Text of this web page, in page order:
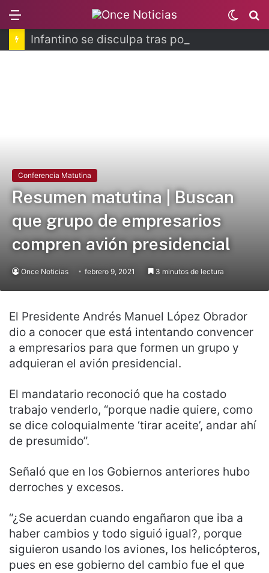
Switch
skin
Conferencia Matutina
Resumen matutina | Buscan
que grupo de empresarios
compren avión presidencial
Once Noticias febrero 9, 2021 3 minutos de lectura
El Presidente Andrés Manuel López Obrador
dio a conocer que está intentando convencer
a empresarios para que formen un grupo y
adquieran el avión presidencial.
El mandatario reconoció que ha costado
trabajo venderlo, “porque nadie quiere, como
se dice coloquialmente ‘tirar aceite’, andar ahí
de presumido”.
Señaló que en los Gobiernos anteriores hubo
derroches y excesos.
“¿Se acuerdan cuando engañaron que iba a
haber cambios y todo siguió igual?, porque
siguieron usando los aviones, los helicópteros,
pues en ese gobierno del cambio fue el que